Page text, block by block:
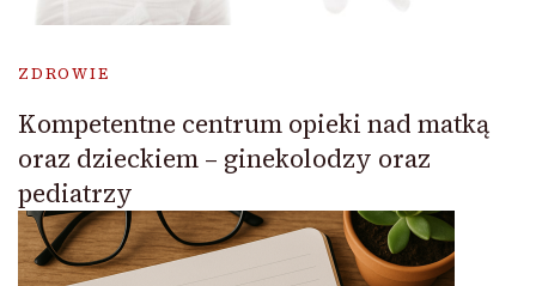
ZDROWIE
Kompetentne centrum opieki nad matką
oraz dzieckiem – ginekolodzy oraz
pediatrzy